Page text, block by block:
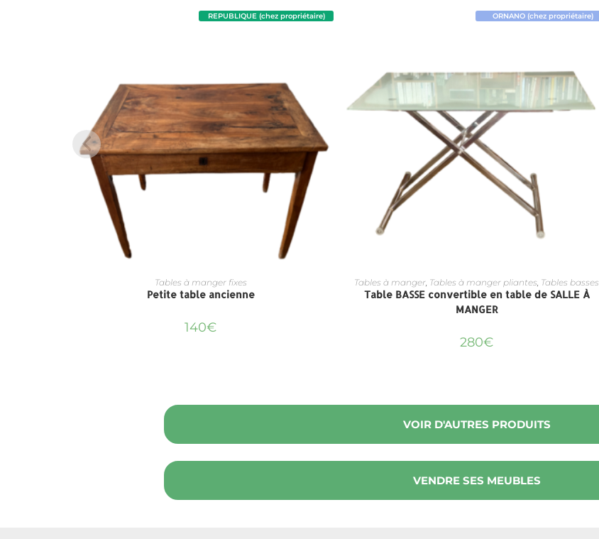
REPUBLIQUE (chez propriétaire)
Tables à manger fixes
Petite table ancienne
140€
ORNANO (chez propriétaire)
Tables à manger, Tables à manger pliantes, Tables basses
Table BASSE convertible en table de SALLE À
MANGER
280€
VOIR D'AUTRES PRODUITS
VENDRE SES MEUBLES